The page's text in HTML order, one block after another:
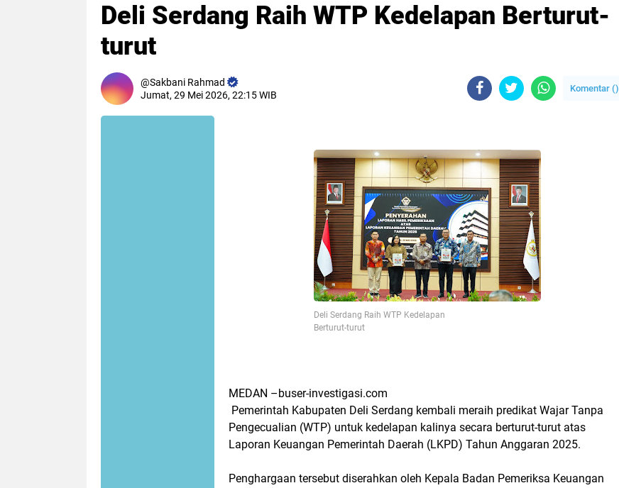
Deli Serdang Raih WTP Kedelapan Berturut-
turut
Sakbani Rahmad
Jumat, 29 Mei 2026, 22:15 WIB
Komentar ()
Deli Serdang Raih WTP Kedelapan
Berturut-turut
MEDAN –buser-investigasi.com
Pemerintah Kabupaten Deli Serdang kembali meraih predikat Wajar Tanpa
Pengecualian (WTP) untuk kedelapan kalinya secara berturut-turut atas
Laporan Keuangan Pemerintah Daerah (LKPD) Tahun Anggaran 2025.
Penghargaan tersebut diserahkan oleh Kepala Badan Pemeriksa Keuangan